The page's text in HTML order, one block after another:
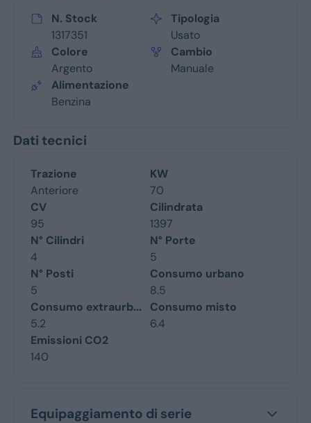
N. Stock
1317351
Tipologia
Usato
Colore
Argento
Cambio
Manuale
Alimentazione
Benzina
Dati tecnici
Trazione
Anteriore
KW
70
CV
95
Cilindrata
1397
N° Cilindri
4
N° Porte
5
N° Posti
5
Consumo urbano
8.5
Consumo extraurb...
5.2
Consumo misto
6.4
Emissioni CO2
140
Equipaggiamento di serie